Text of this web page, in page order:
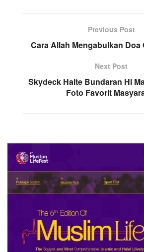
Previous Post
Cara Allah Mengabulkan Doa
Next Post
Skydeck Halte Bundaran HI
Foto Favorit